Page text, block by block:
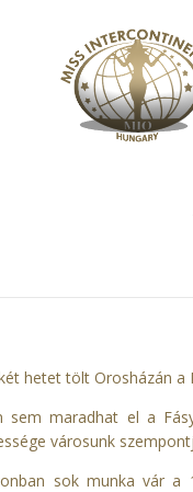
hetet tölt Orosházán a
sem maradhat el a
városunk
sok munka vár a